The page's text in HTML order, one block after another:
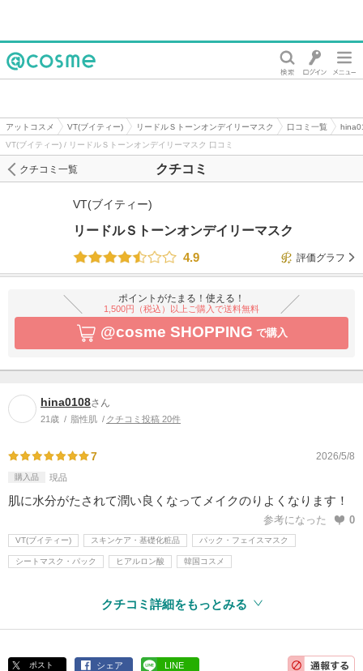
アットコスメ VT(ブイティー) リードルＳトーンオンデイリーマスク 口コミ一覧
VT(ブイティー) / リードルＳトーンオンデイリーマスク 口コミ
クチコミ
クチコミ一覧
VT(ブイティー)
リードルＳトーンオンデイリーマスク
4.9
評価グラフ
ポイントがたまる！使える！
1,500円（税込）以上ご購入で送料無料
@cosme SHOPPING で購入
hina0108さん
21歳 脂性肌 クチコミ投稿 20件
7 2026/5/8
購入品 現品
肌に水分がたされて潤い良くなってメイクのりよくなります！
参考になった 0
VT(ブイティー) スキンケア・基礎化粧品 パック・フェイスマスク
シートマスク・パック ヒアルロン酸 韓国コスメ
クチコミ詳細をもっとみる
ポスト シェア LINE